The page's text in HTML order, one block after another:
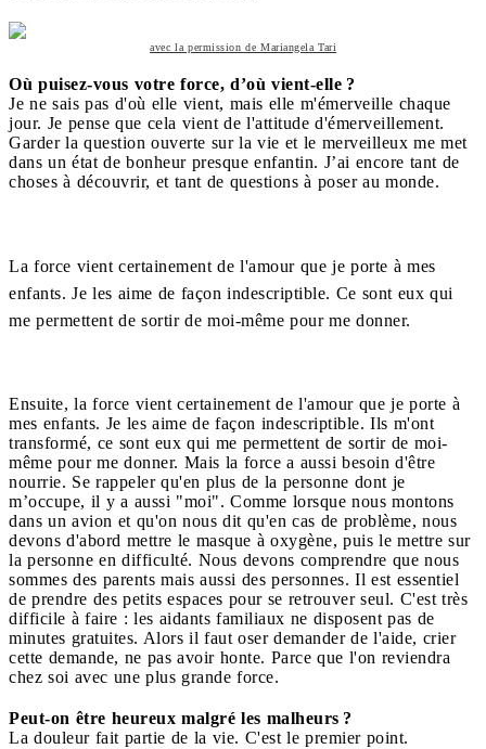
avec la permission de Mariangela Tari
Où puisez-vous votre force, d’où vient-elle ?
Je ne sais pas d'où elle vient, mais elle m'émerveille chaque
jour. Je pense que cela vient de l'attitude d'émerveillement.
Garder la question ouverte sur la vie et le merveilleux me met
dans un état de bonheur presque enfantin. J’ai encore tant de
choses à découvrir, et tant de questions à poser au monde.
La force vient certainement de l'amour que je porte à mes
enfants. Je les aime de façon indescriptible. Ce sont eux qui
me permettent de sortir de moi-même pour me donner.
Ensuite, la force vient certainement de l'amour que je porte à
mes enfants. Je les aime de façon indescriptible. Ils m'ont
transformé, ce sont eux qui me permettent de sortir de moi-
même pour me donner. Mais la force a aussi besoin d'être
nourrie. Se rappeler qu'en plus de la personne dont je
m’occupe, il y a aussi "moi". Comme lorsque nous montons
dans un avion et qu'on nous dit qu'en cas de problème, nous
devons d'abord mettre le masque à oxygène, puis le mettre sur
la personne en difficulté. Nous devons comprendre que nous
sommes des parents mais aussi des personnes. Il est essentiel
de prendre des petits espaces pour se retrouver seul. C'est très
difficile à faire : les aidants familiaux ne disposent pas de
minutes gratuites. Alors il faut oser demander de l'aide, crier
cette demande, ne pas avoir honte. Parce que l'on reviendra
chez soi avec une plus grande force.
Peut-on être heureux malgré les malheurs ?
La douleur fait partie de la vie. C'est le premier point.